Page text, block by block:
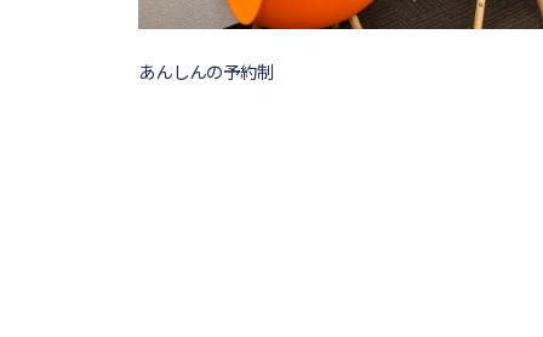
あんしんの予約制